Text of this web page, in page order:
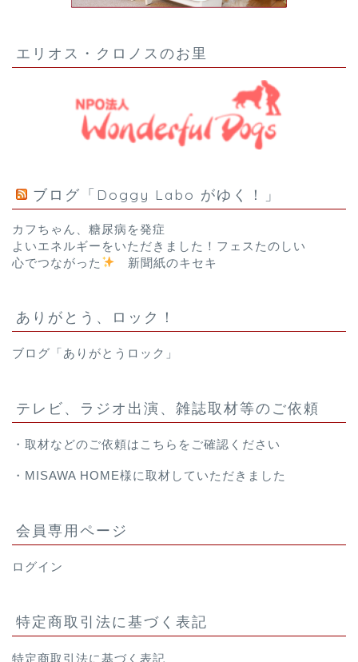
エリオス・クロノスのお里
ブログ「Doggy Labo がゆく！」
カフちゃん、糖尿病を発症
よいエネルギーをいただきました！フェスたのしい
心でつながった
新聞紙のキセキ
ありがとう、ロック！
ブログ「ありがとうロック」
テレビ、ラジオ出演、雑誌取材等のご依頼
・取材などのご依頼は こちら をご確認ください
・ MISAWA HOME様に取材していただきました
会員専用ページ
ログイン
特定商取引法に基づく表記
特定商取引法に基づく表記